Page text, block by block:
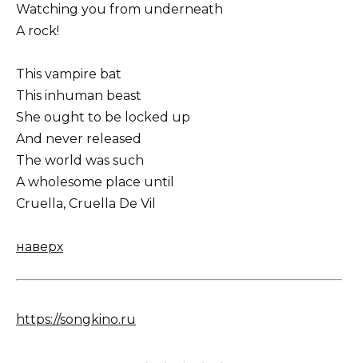
Watching you from underneath
A rock!
This vampire bat
This inhuman beast
She ought to be locked up
And never released
The world was such
A wholesome place until
Cruella, Cruella De Vil
наверх
https://songkino.ru